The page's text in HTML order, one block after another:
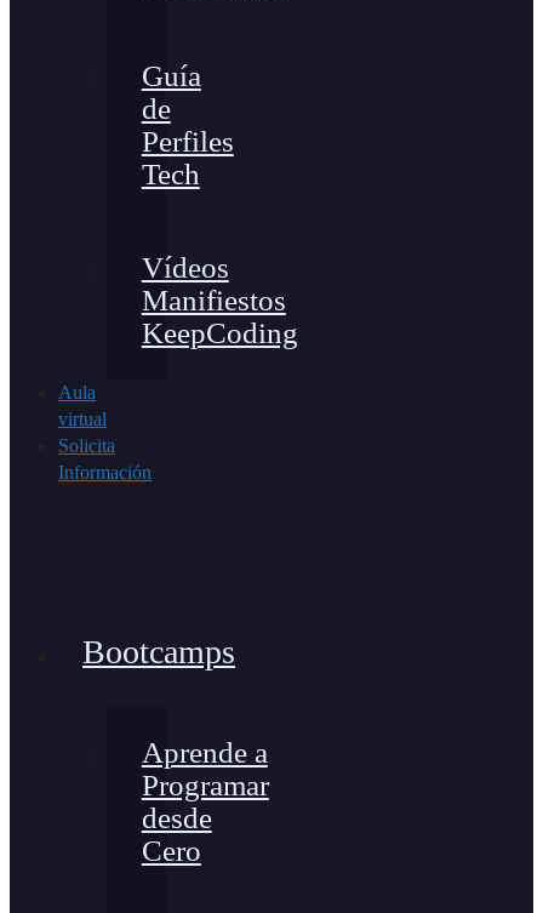
Guía
de
Perfiles
Tech
Vídeos
Manifiestos
KeepCoding
Aula
virtual
Solicita
Información
Bootcamps
Aprende a
Programar
desde
Cero